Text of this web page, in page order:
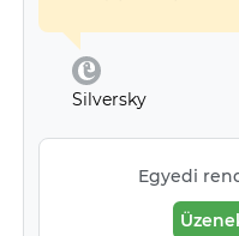
Silversky
Egyedi